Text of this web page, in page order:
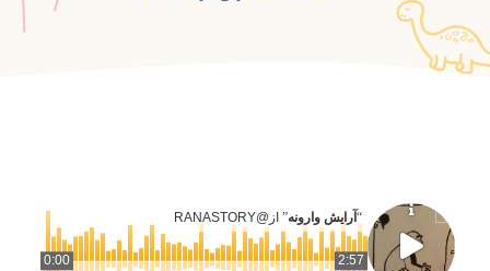
0:00 2:57
“آرایش وارونه” از @RANASTORY